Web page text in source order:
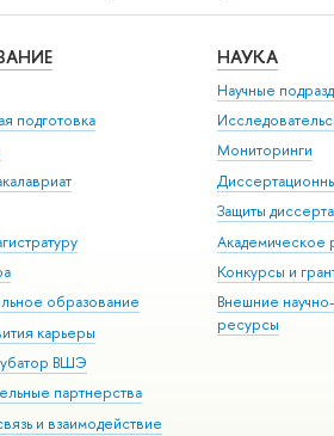
подготовка
образование
карьеры
ВШЭ
партнерства
и взаимодействие
НАУКА
Научные
Мониторинги
Защиты
Академическое
Конкурсы и
Внешние
ресурсы